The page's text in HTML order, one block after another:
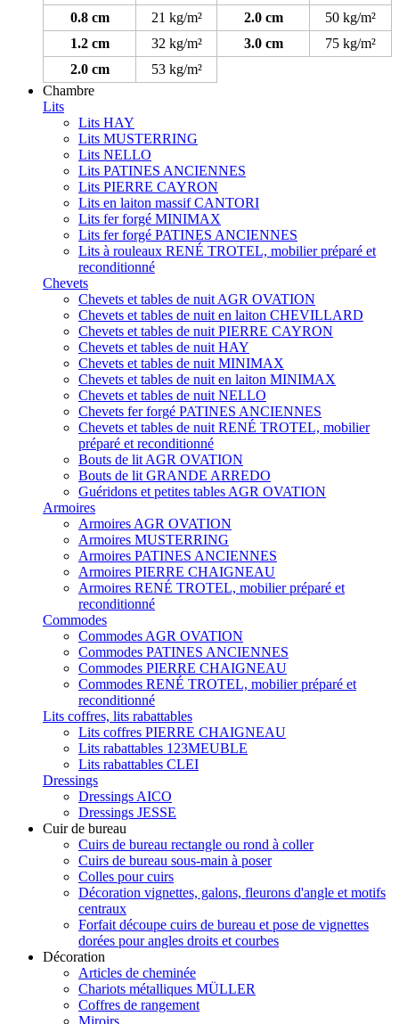
0.8 cm
21 kg/m² 2.0 cm
50 kg/m²
1.2 cm
32 kg/m² 3.0 cm
75 kg/m²
2.0 cm
53 kg/m²
Chambre
Lits
Lits HAY
Lits MUSTERRING
Lits NELLO
Lits PATINES ANCIENNES
Lits PIERRE CAYRON
Lits en laiton massif CANTORI
Lits fer forgé MINIMAX
Lits fer forgé PATINES ANCIENNES
Lits à rouleaux RENÉ TROTEL, mobilier préparé et
reconditionné
Chevets
Chevets et tables de nuit AGR OVATION
Chevets et tables de nuit en laiton CHEVILLARD
Chevets et tables de nuit PIERRE CAYRON
Chevets et tables de nuit HAY
Chevets et tables de nuit MINIMAX
Chevets et tables de nuit en laiton MINIMAX
Chevets et tables de nuit NELLO
Chevets fer forgé PATINES ANCIENNES
Chevets et tables de nuit RENÉ TROTEL, mobilier
préparé et reconditionné
Bouts de lit AGR OVATION
Bouts de lit GRANDE ARREDO
Guéridons et petites tables AGR OVATION
Armoires
Armoires AGR OVATION
Armoires MUSTERRING
Armoires PATINES ANCIENNES
Armoires PIERRE CHAIGNEAU
Armoires RENÉ TROTEL, mobilier préparé et
reconditionné
Commodes
Commodes AGR OVATION
Commodes PATINES ANCIENNES
Commodes PIERRE CHAIGNEAU
Commodes RENÉ TROTEL, mobilier préparé et
reconditionné
Lits coffres, lits rabattables
Lits coffres PIERRE CHAIGNEAU
Lits rabattables 123MEUBLE
Lits rabattables CLEI
Dressings
Dressings AICO
Dressings JESSE
Cuir de bureau
Cuirs de bureau rectangle ou rond à coller
Cuirs de bureau sous-main à poser
Colles pour cuirs
Décoration vignettes, galons, fleurons d'angle et motifs
centraux
Forfait découpe cuirs de bureau et pose de vignettes
dorées pour angles droits et courbes
Décoration
Articles de cheminée
Chariots métalliques MÜLLER
Coffres de rangement
Miroirs